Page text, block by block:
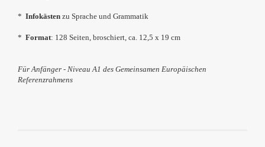
* Infokästen zu Sprache und Grammatik
* Format: 128 Seiten, broschiert, ca. 12,5 x 19 cm
Für Anfänger - Niveau A1 des Gemeinsamen Europäischen
Referenzrahmens